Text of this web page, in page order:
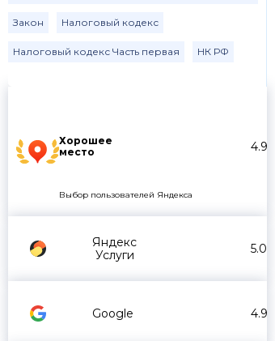
Хорошее
место
4.9
Выбор пользователей Яндекса
Яндекс
Услуги
5.0
Google 4.9
Закон Налоговый кодекс
Налоговый кодекс Часть первая НК РФ